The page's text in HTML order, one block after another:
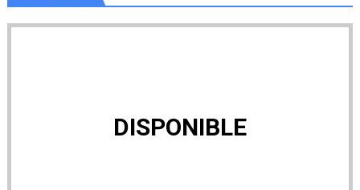
DISPONIBLE